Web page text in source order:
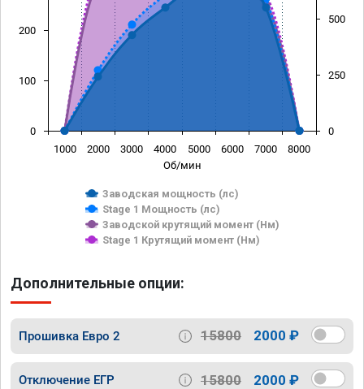
Об/мин
Заводская мощность (лс)
Stage 1 Мощность (лс)
Заводской крутящий момент (Нм)
Stage 1 Крутящий момент (Нм)
1000 2000 3000 4000 5000 6000 7000 8000
0
100
200
0
250
500
Дополнительные опции:
Прошивка Евро 2 15800 2000 ₽
Отключение ЕГР 15800 2000 ₽